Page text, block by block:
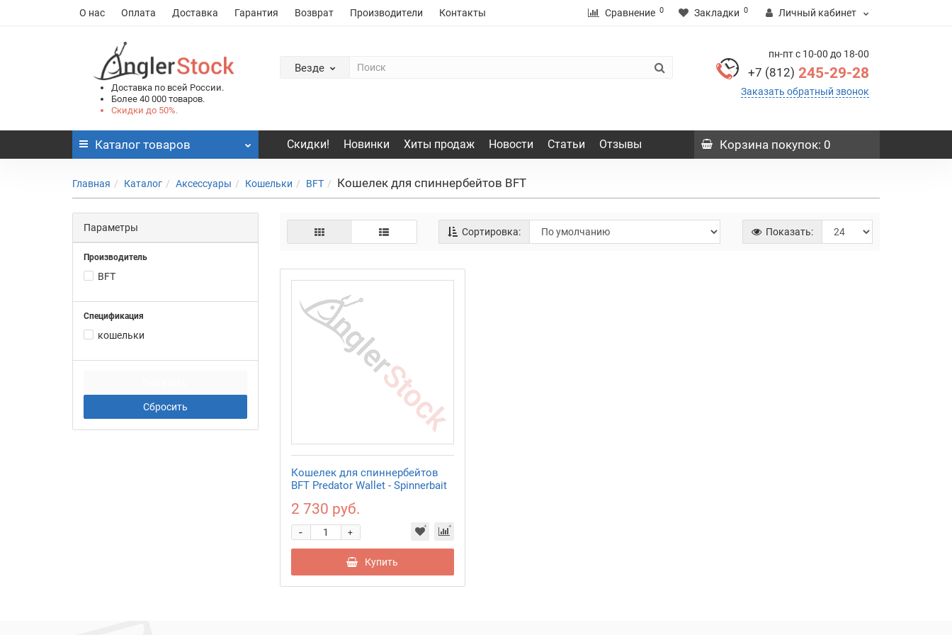
О нас Оплата Доставка Гарантия Возврат Производители Контакты Сравнение 0 Закладки 0 Личный кабинет
Доставка по всей России.
Более 40 000 товаров.
Скидки до 50%.
Везде
пн-пт с 10-00 до 18-00
+7 (812) 245-29-28
Заказать обратный звонок
Каталог товаров Скидки! Новинки Хиты продаж Новости Статьи Отзывы Корзина покупок: 0
Главная Каталог Аксессуары Кошельки BFT Кошелек для спиннербейтов BFT
Параметры
Производитель
BFT
Спецификация
кошельки
Сортировка: Показать:
Кошелек для спиннербейтов
BFT Predator Wallet - Spinnerbait
2 730 руб.
+
-
Купить